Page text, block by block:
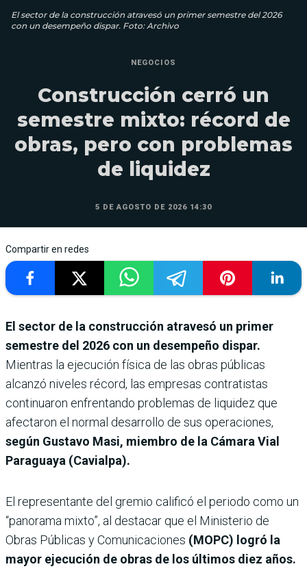
El sector de la construcción atravesó un primer semestre del 2026
con un desempeño dispar. Foto: Archivo
NEGOCIOS
Construcción cerró un
semestre mixto: récord de
obras, pero con problemas
de liquidez
5 DE AGOSTO DE 2026 14:30
Compartir en redes
El sector de la construcción atravesó un primer
semestre del 2026 con un desempeño dispar.
Mientras la ejecución física de las obras públicas
alcanzó niveles récord, las empresas contratistas
continuaron enfrentando problemas de liquidez que
afectaron el normal desarrollo de sus operaciones,
según Gustavo Masi, miembro de la Cámara Vial
Paraguaya (Cavialpa).
El representante del gremio calificó el periodo como un
“panorama mixto”, al destacar que el Ministerio de
Obras Públicas y Comunicaciones (MOPC) logró la
mayor ejecución de obras de los últimos diez años.